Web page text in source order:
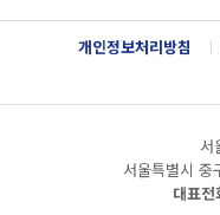
g
l
e
개인정보처리방침
서
서울특별시 중
대표전